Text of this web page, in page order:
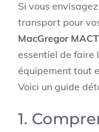
Si vous
transport pour
MacGregor
essentiel de faire
équipement tout
Voici un guide
1.